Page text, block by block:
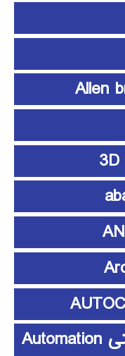
آموزش اتوماسیون صنعتی Automation